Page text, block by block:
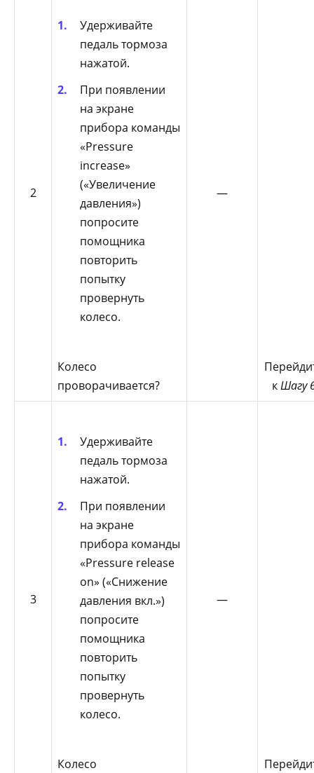
2
Удерживайте
педаль тормоза
нажатой.
При появлении
на экране
прибора команды
«Pressure
increase»
(«Увеличение
давления»)
попросите
помощника
повторить
попытку
провернуть
колесо.
Колесо
проворачивается?
—
кШагу
3
Удерживайте
педаль тормоза
нажатой.
При появлении
на экране
прибора команды
«Pressure release
on» («Снижение
давления вкл.»)
попросите
помощника
повторить
попытку
провернуть
колесо.
Колесо
—